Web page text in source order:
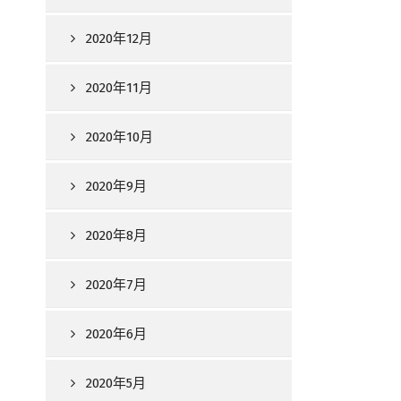
2020年12月
2020年11月
2020年10月
2020年9月
2020年8月
2020年7月
2020年6月
2020年5月